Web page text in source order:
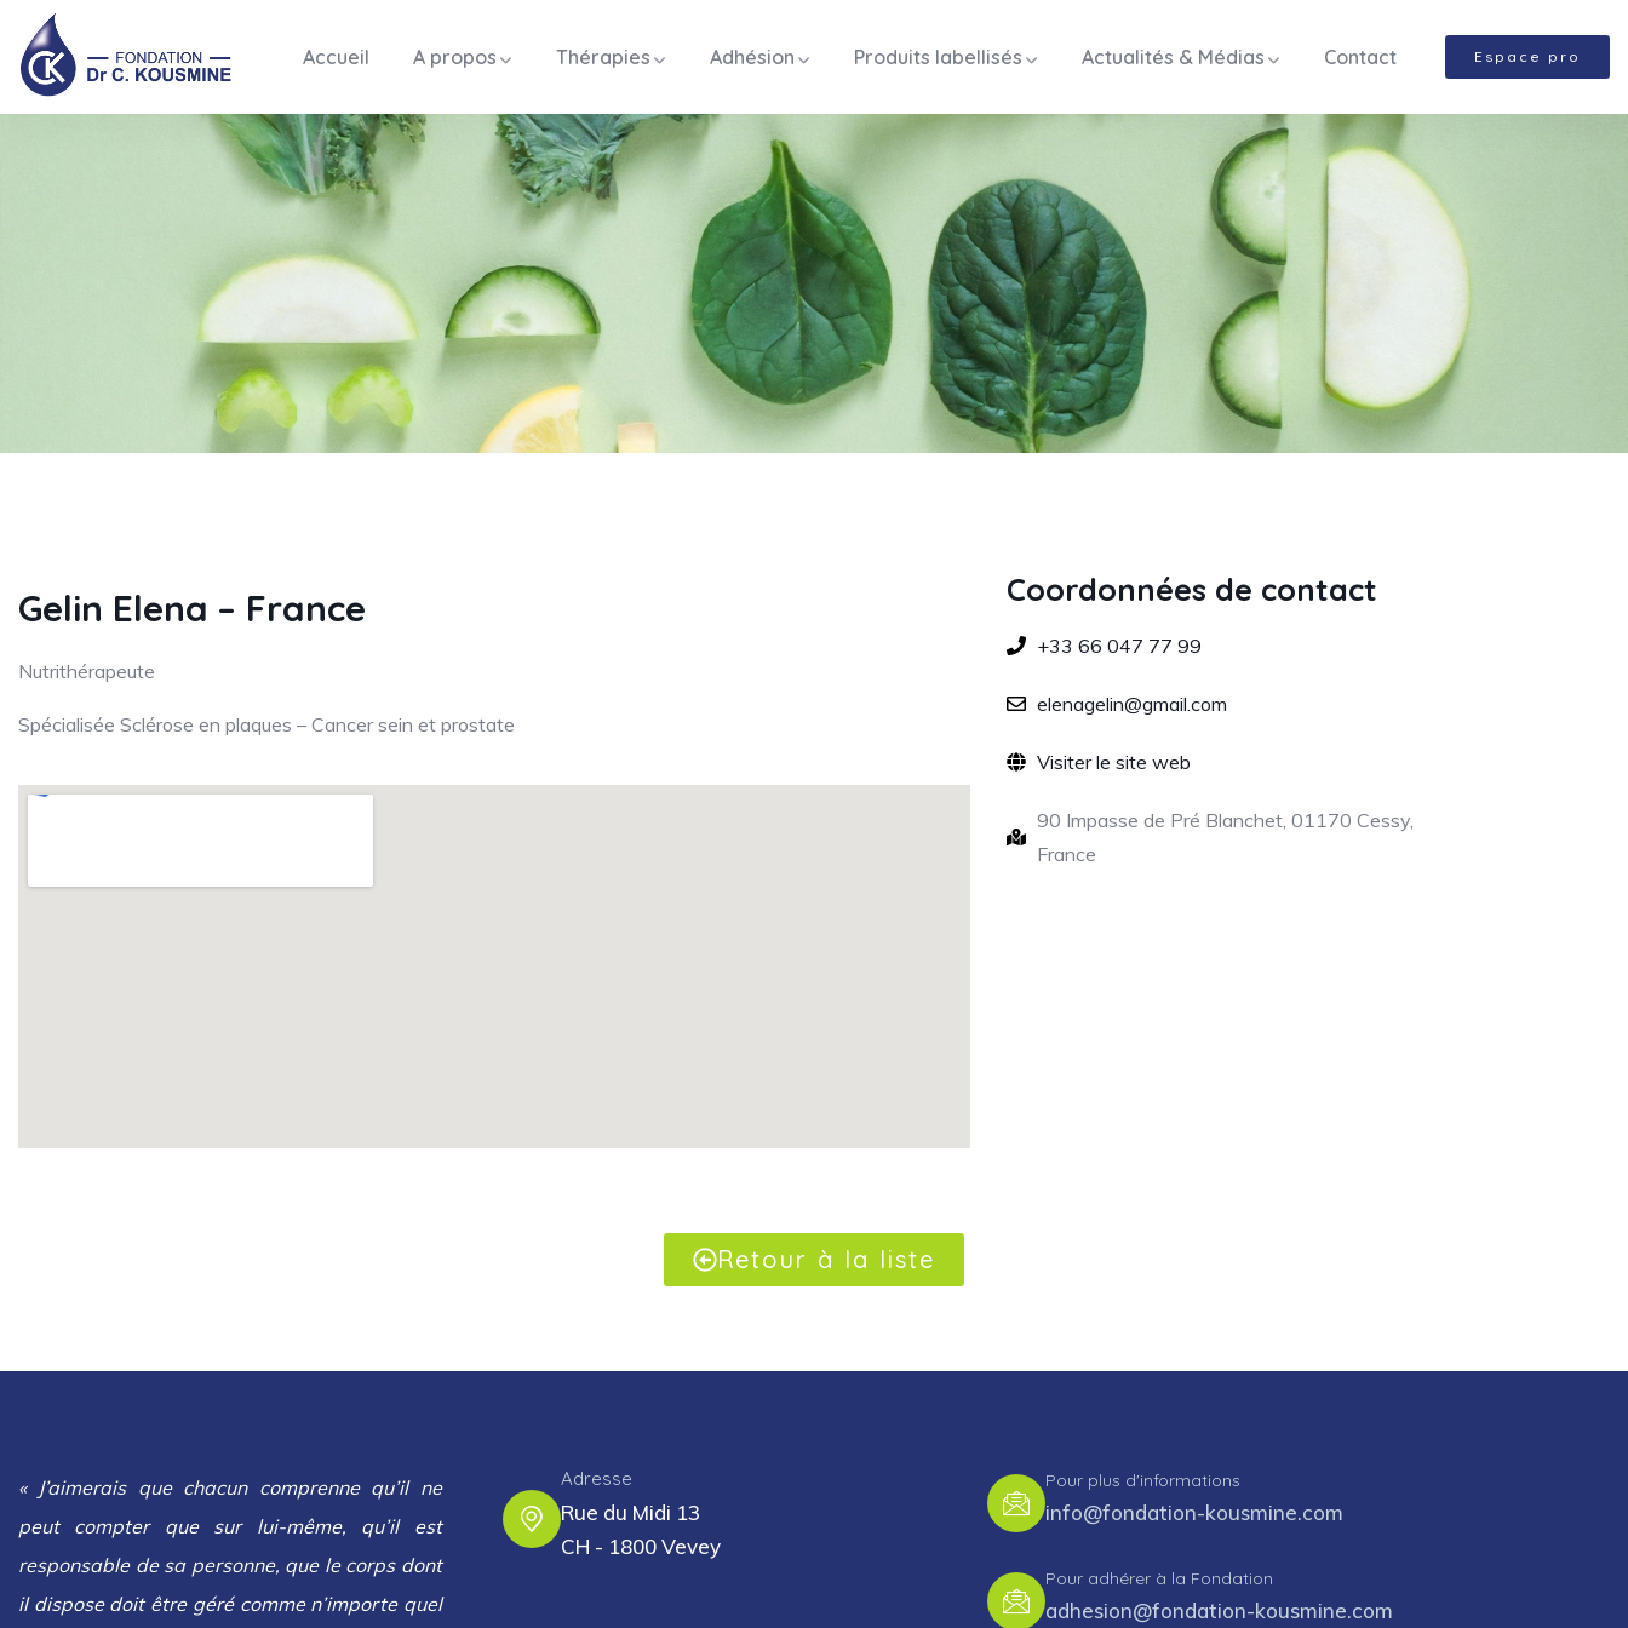
Accueil A propos Thérapies Adhésion Produits labellisés Actualités & Médias Contact Espace pro
Gelin Elena – France
Nutrithérapeute
Spécialisée Sclérose en plaques – Cancer sein et prostate
Coordonnées de contact
+33 66 047 77 99
elenagelin@gmail.com
Visiter le site web
90 Impasse de Pré Blanchet, 01170 Cessy,
France
Retour à la liste
« J’aimerais que chacun comprenne qu’il ne
peut compter que sur lui-même, qu’il est
responsable de sa personne, que le corps dont
il dispose doit être géré comme n’importe quel
Adresse
Rue du Midi 13
CH - 1800 Vevey
Pour plus d'informations
info@fondation-kousmine.com
Pour adhérer à la Fondation
adhesion@fondation-kousmine.com